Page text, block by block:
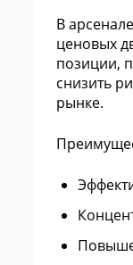
В
ценовых
позиции,
снизить
рынке.